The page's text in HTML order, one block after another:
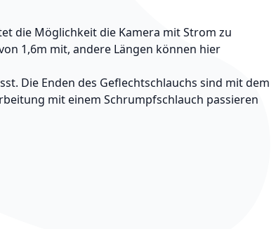
die Möglichkeit die Kamera mit Strom zu
1,6m mit, andere Längen können hier
Die Enden des Geflechtschlauchs sind mit dem
mit einem Schrumpfschlauch passieren